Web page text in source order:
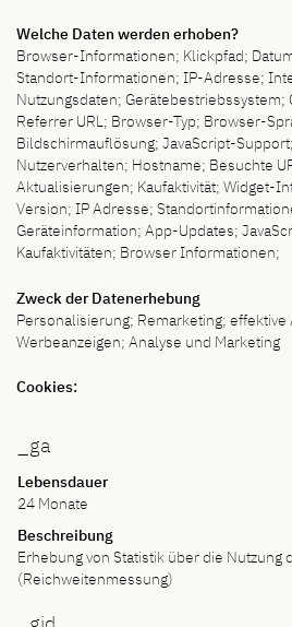
Welche Daten werden erhoben?
Browser-Informationen; Klickpfad;
Standort-Informationen; IP-Adresse;
Nutzungsdaten; Gerätebestriebssystem;
Referrer URL; Browser-Typ; Browser-
Bildschirmauflösung; JavaScript-
Nutzerverhalten; Hostname; Besuchte
Aktualisierungen; Kaufaktivität; Widget-
Version; IP Adresse;
Geräteinformation; App-Updates;
Kaufaktivitäten; Browser Informationen;
Zweck der Datenerhebung
Personalisierung; Remarketing;
Werbeanzeigen; Analyse und Marketing
Cookies:
_ga
Lebensdauer
24 Monate
Beschreibung
Erhebung von Statistik über die Nutzung
(Reichweitenmessung)